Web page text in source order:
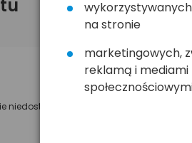
niedostępny
Powiadom
na stronie
marketingowych,
reklamą i mediami